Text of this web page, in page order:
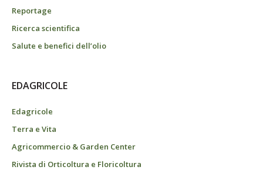
Reportage
Ricerca scientifica
Salute e benefici dell’olio
EDAGRICOLE
Edagricole
Terra e Vita
Agricommercio & Garden Center
Rivista di Orticoltura e Floricoltura